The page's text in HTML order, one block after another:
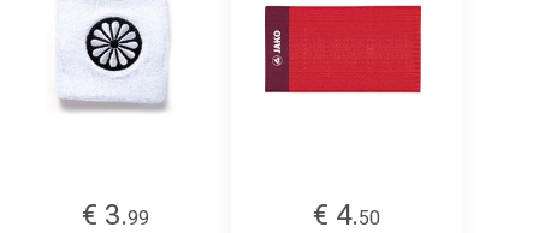
€ 3.99
€ 4.50